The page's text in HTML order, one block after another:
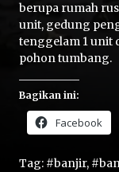
berupa rumah
unit, gedung
tenggelam 1 unit
pohon tumbang.
Bagikan ini:
Facebook
Tag: #banjir,